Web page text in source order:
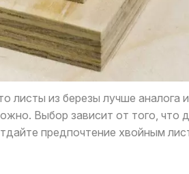
листы из березы лучше аналога
Выбор зависит от того, что
предпочтение хвойным